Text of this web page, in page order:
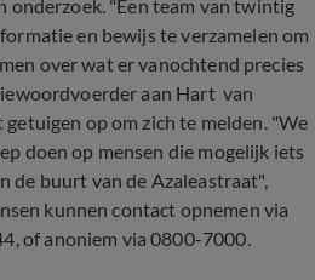
onderzoek. "Een team van twintig
en bewijs te verzamelen om
over wat er vanochtend precies
aan Hart van
op om zich te melden. "We
doen op mensen die mogelijk iets
de buurt van de Azaleastraat",
kunnen contact opnemen via
of anoniem via 0800-7000.